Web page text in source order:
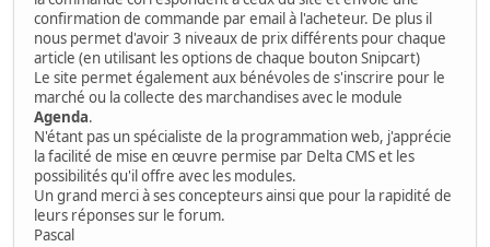
confirmation de commande par email à l'acheteur. De plus il
nous permet d'avoir 3 niveaux de prix différents pour chaque
article (en utilisant les options de chaque bouton Snipcart)
Le site permet également aux bénévoles de s'inscrire pour le
marché ou la collecte des marchandises avec le module
Agenda.
N'étant pas un spécialiste de la programmation web, j'apprécie
la facilité de mise en œuvre permise par Delta CMS et les
possibilités qu'il offre avec les modules.
Un grand merci à ses concepteurs ainsi que pour la rapidité de
leurs réponses sur le forum.
Pascal